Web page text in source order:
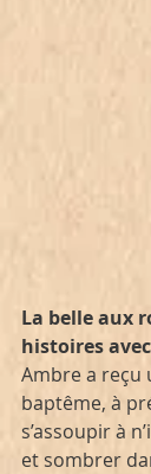
La belle aux
histoires
Ambre a reçu
baptême, à
s’assoupir à
et sombrer